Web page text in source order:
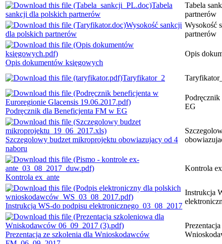
Tabela
sankcji dla polskich partnerów
Tabela
partnerów
Wysokość sankcji
dla polskich partnerów
Wysokość
partnerów
Opis dokumentów księgowych
Opis
Taryfikator_2
Podręcznik dla Beneficjenta FM w EG
EG
Szczegolowy budzet mikroprojektu obowiazujacy od 4
naboru
Kontrola ex_ante
Kontrola
Instrukcja WS-do podpisu elektronicznego_03_08_2017
Instrukcja
Prezentacja ze szkolenia dla Wnioskodawców